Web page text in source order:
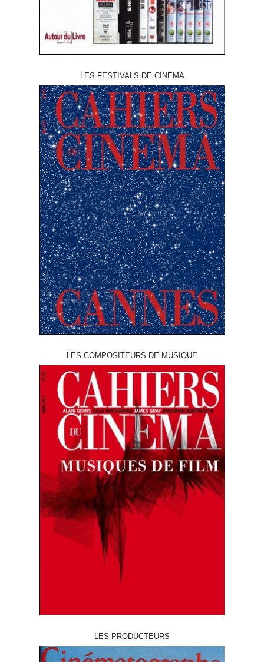
LES FESTIVALS DE CINÉMA
LES COMPOSITEURS DE MUSIQUE
LES PRODUCTEURS